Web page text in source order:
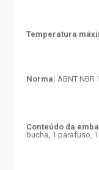
Temperatura
Norma: ABNT NBR
Conteúdo da
bucha, 1 parafuso,